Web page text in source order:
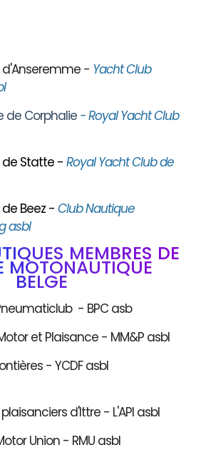
- Yacht Club
de Corphalie - Royal Yacht Club
de Statte - Royal Yacht Club de
Beez - Club Nautique
asbl
MEMBRES DE
MOTONAUTIQUE
BELGE
- BPC asb
et Plaisance - MM&P asbl
Frontières - YCDF asbl
d'Ittre - L'API asbl
Union - RMU asbl